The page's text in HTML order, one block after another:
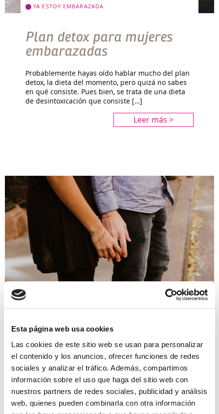
Esta página web usa cookies
Las cookies de este sitio web se usan para personalizar
el contenido y los anuncios, ofrecer funciones de redes
sociales y analizar el tráfico. Además, compartimos
información sobre el uso que haga del sitio web con
nuestros partners de redes sociales, publicidad y análisis
web, quienes pueden combinarla con otra información
YA ESTOY EMBARAZADA
Plan detox para mujeres
embarazadas
Probablemente hayas oído hablar mucho del plan
detox, la dieta del momento, pero quizá no sabes
en qué consiste. Pues bien, se trata de una dieta
de desintoxicación que consiste […]
Leer más >
NO LOGRO SER MAMÁ
¿No te quedas
embarazada? En Accuna te
ayudamos
Reza el dicho popular que año nuevo, vida nueva.
Es completamente normal que en estas fechas te
empieces a plantear los propósitos anuales. En